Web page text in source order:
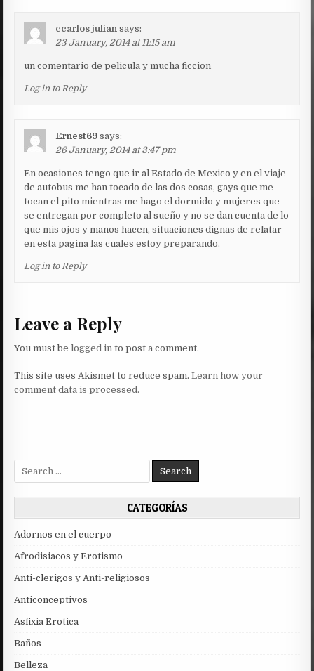
ccarlos julian says:
23 January, 2014 at 11:15 am
un comentario de pelicula y mucha ficcion
Log in to Reply
Ernest69 says:
26 January, 2014 at 3:47 pm
En ocasiones tengo que ir al Estado de Mexico y en el viaje
de autobus me han tocado de las dos cosas, gays que me
tocan el pito mientras me hago el dormido y mujeres que
se entregan por completo al sueño y no se dan cuenta de lo
que mis ojos y manos hacen, situaciones dignas de relatar
en esta pagina las cuales estoy preparando.
Log in to Reply
Leave a Reply
You must belogged in to post a comment.
This site uses Akismet to reduce spam.Learn how your
comment data is processed.
Search
for:
CATEGORÍAS
Adornos en el cuerpo
Afrodisiacos y Erotismo
Anti-clerigos y Anti-religiosos
Anticonceptivos
Asfixia Erotica
Baños
Belleza